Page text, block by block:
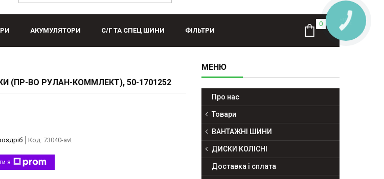
АКУМУЛЯТОРИ С/Г ТА СПЕЦ ШИНИ ФІЛЬТРИ
(ПР-ВО РУЛАН-КОММЛЕКТ), 50-1701252
Код: 73040-avt
з
Про нас
Товари
ВАНТАЖНІ ШИНИ
ДИСКИ КОЛІСНІ
Доставка і сплата
КНОПКА
ЗВ'ЯЗКУ